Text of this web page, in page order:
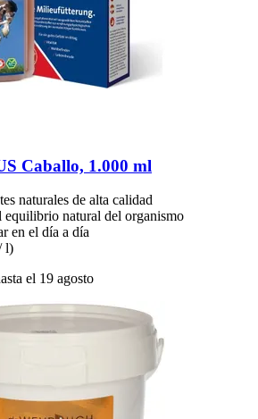
Caballo, 1.000 ml
naturales de alta calidad
equilibrio natural del organismo
en el día a día
l)
el 19 agosto